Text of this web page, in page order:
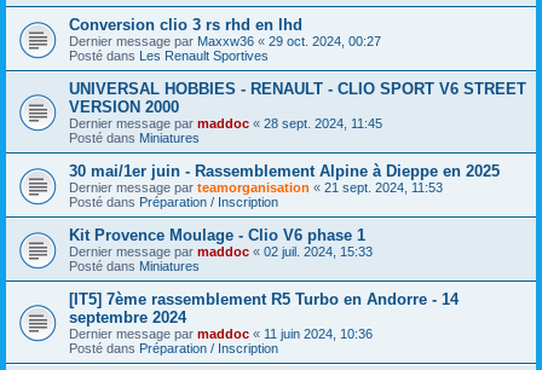
Conversion clio 3 rs rhd en lhd
Dernier message par Maxxw36 « 29 oct. 2024, 00:27
Posté dans Les Renault Sportives
UNIVERSAL HOBBIES - RENAULT - CLIO SPORT V6 STREET
VERSION 2000
Dernier message par maddoc « 28 sept. 2024, 11:45
Posté dans Miniatures
30 mai/1er juin - Rassemblement Alpine à Dieppe en 2025
Dernier message par teamorganisation « 21 sept. 2024, 11:53
Posté dans Préparation / Inscription
Kit Provence Moulage - Clio V6 phase 1
Dernier message par maddoc « 02 juil. 2024, 15:33
Posté dans Miniatures
[IT5] 7ème rassemblement R5 Turbo en Andorre - 14
septembre 2024
Dernier message par maddoc « 11 juin 2024, 10:36
Posté dans Préparation / Inscription